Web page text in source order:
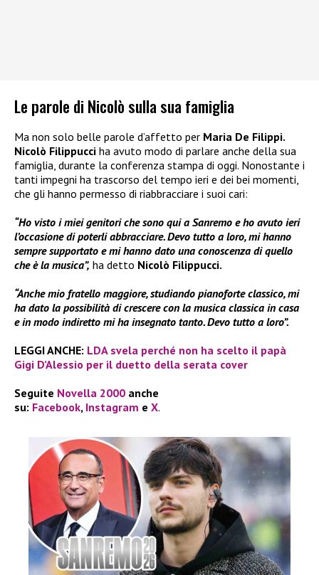
Le parole di Nicolò sulla sua famiglia
Ma non solo belle parole d’affetto per Maria De Filippi.
Nicolò Filippucci ha avuto modo di parlare anche della sua
famiglia, durante la conferenza stampa di oggi. Nonostante i
tanti impegni ha trascorso del tempo ieri e dei bei momenti,
che gli hanno permesso di riabbracciare i suoi cari:
“Ho visto i miei genitori che sono qui a Sanremo e ho avuto ieri
l’occasione di poterli abbracciare. Devo tutto a loro, mi hanno
sempre supportato e mi hanno dato una conoscenza di quello
che è la musica”, ha detto Nicolò Filippucci.
“Anche mio fratello maggiore, studiando pianoforte classico, mi
ha dato la possibilità di crescere con la musica classica in casa
e in modo indiretto mi ha insegnato tanto. Devo tutto a loro”.
LEGGI ANCHE: LDA svela perché non ha scelto il papà
Gigi D’Alessio per il duetto della serata cover
Seguite Novella 2000 anche
su: Facebook, Instagram e X.